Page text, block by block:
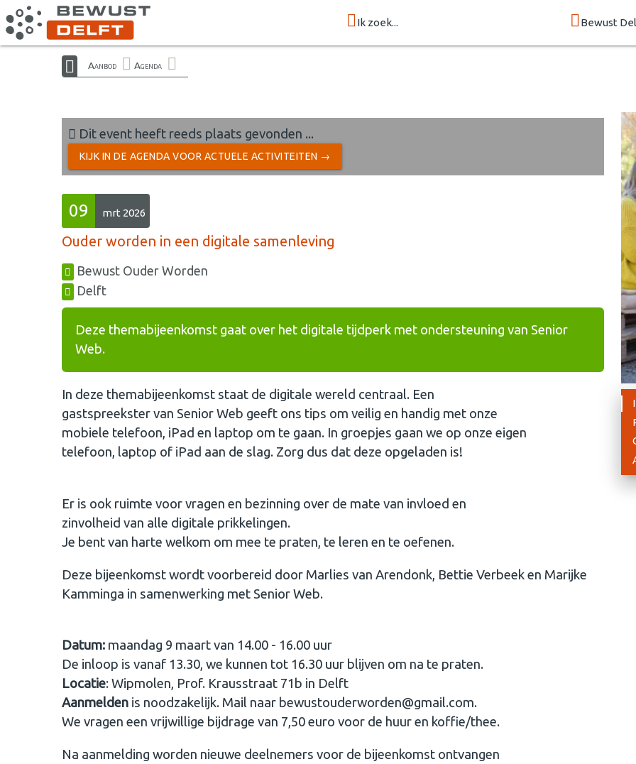
Ik zoek... Bewust
Aanbod Agenda
Dit event heeft reeds plaats gevonden ...
KIJK IN DE AGENDA VOOR ACTUELE ACTIVITEITEN →
09 mrt 2026
Ouder worden in een digitale samenleving
Bewust Ouder Worden
Delft
Deze themabijeenkomst gaat over het digitale tijdperk met ondersteuning van Senior
Web.
In deze themabijeenkomst staat de digitale wereld centraal. Een
gastspreekster van Senior Web geeft ons tips om veilig en handig met onze
mobiele telefoon, iPad en laptop om te gaan. In groepjes gaan we op onze eigen
telefoon, laptop of iPad aan de slag. Zorg dus dat deze opgeladen is!
Er is ook ruimte voor vragen en bezinning over de mate van invloed en
zinvolheid van alle digitale prikkelingen.
Je bent van harte welkom om mee te praten, te leren en te oefenen.
Deze bijeenkomst wordt voorbereid door Marlies van Arendonk, Bettie Verbeek en Marijke
Kamminga in samenwerking met Senior Web.
Datum: maandag 9 maart van 14.00 - 16.00 uur
De inloop is vanaf 13.30, we kunnen tot 16.30 uur blijven om na te praten.
Locatie: Wipmolen, Prof. Krausstraat 71b in Delft
Aanmelden is noodzakelijk. Mail naar bewustouderworden@gmail.com.
We vragen een vrijwillige bijdrage van 7,50 euro voor de huur en koffie/thee.
Na aanmelding worden nieuwe deelnemers voor de bijeenkomst ontvangen